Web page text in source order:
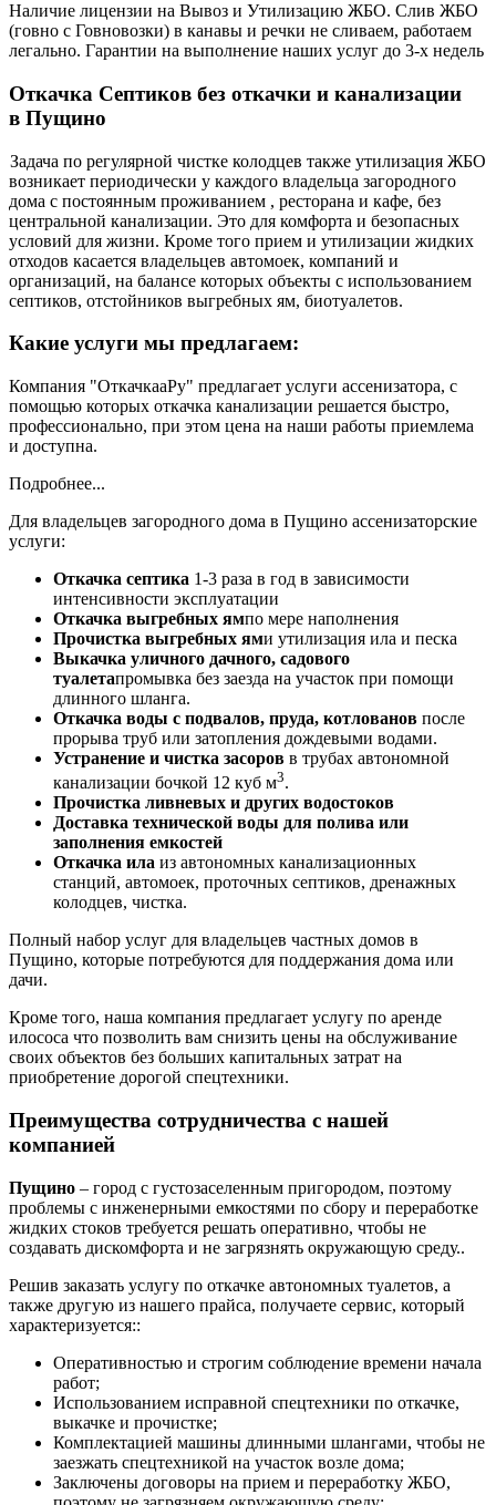
Наличие лицензии на Вывоз и Утилизацию ЖБО. Слив ЖБО
(говно с Говновозки) в канавы и речки не сливаем, работаем
легально. Гарантии на выполнение наших услуг до 3-х недель
Откачка Септиков без откачки и канализации
в Пущино
Задача по регулярной чистке колодцев также утилизация ЖБО
возникает периодически у каждого владельца загородного
дома с постоянным проживанием , ресторана и кафе, без
центральной канализации. Это для комфорта и безопасных
условий для жизни. Кроме того прием и утилизации жидких
отходов касается владельцев автомоек, компаний и
организаций, на балансе которых объекты с использованием
септиков, отстойников выгребных ям, биотуалетов.
Какие услуги мы предлагаем:
Компания "ОткачкааРу" предлагает услуги ассенизатора, с
помощью которых откачка канализации решается быстро,
профессионально, при этом цена на наши работы приемлема
и доступна.
Подробнее...
Для владельцев загородного дома в Пущино ассенизаторские
услуги:
Откачка септика 1-3 раза в год в зависимости
интенсивности эксплуатации
Откачка выгребных ямпо мере наполнения
Прочистка выгребных ями утилизация ила и песка
Выкачка уличного дачного, садового
туалетапромывка без заезда на участок при помощи
длинного шланга.
Откачка воды с подвалов, пруда, котлованов после
прорыва труб или затопления дождевыми водами.
Устранение и чистка засоров в трубах автономной
канализации бочкой 12 куб м3.
Прочистка ливневых и других водостоков
Доставка технической воды для полива или
заполнения емкостей
Откачка ила из автономных канализационных
станций, автомоек, проточных септиков, дренажных
колодцев, чистка.
Полный набор услуг для владельцев частных домов в
Пущино, которые потребуются для поддержания дома или
дачи.
Кроме того, наша компания предлагает услугу по аренде
илососа что позволить вам снизить цены на обслуживание
своих объектов без больших капитальных затрат на
приобретение дорогой спецтехники.
Преимущества сотрудничества с нашей
компанией
Пущино – город с густозаселенным пригородом, поэтому
проблемы с инженерными емкостями по сбору и переработке
жидких стоков требуется решать оперативно, чтобы не
создавать дискомфорта и не загрязнять окружающую среду..
Решив заказать услугу по откачке автономных туалетов, а
также другую из нашего прайса, получаете сервис, который
характеризуется::
Оперативностью и строгим соблюдение времени начала
работ;
Использованием исправной спецтехники по откачке,
выкачке и прочистке;
Комплектацией машины длинными шлангами, чтобы не
заезжать спецтехникой на участок возле дома;
Заключены договоры на прием и переработку ЖБО,